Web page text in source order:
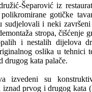
Šeparović iz
gotičke
sudjelovali i neki
stropa, čišćenje
i nestalih dijelova
oslika u tehnici
drugog kata palače.
izvedeni su
prvog i drugog kata